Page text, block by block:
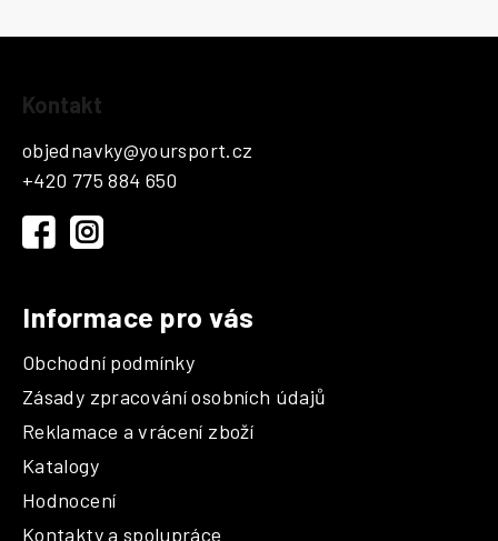
Kontakt
objednavky@yoursport.cz
+420 775 884 650
Informace pro vás
Obchodní podmínky
Zásady zpracování osobních údajů
Reklamace a vrácení zboží
Katalogy
Hodnocení
Kontakty a spolupráce